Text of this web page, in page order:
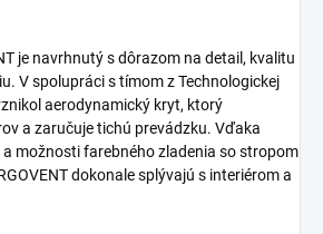
je navrhnutý s dôrazom na detail, kvalitu
V spolupráci s tímom z Technologickej
aerodynamický kryt, ktorý
a zaručuje tichú prevádzku. Vďaka
možnosti farebného zladenia so stropom
dokonale splývajú s interiérom a